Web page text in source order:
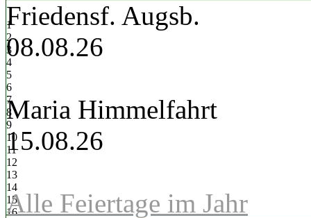
1
2
3
4
5
6
7
8
9
10
11
12
13
14
15
16
Friedensf. Augsb.
08.08.26
Maria Himmelfahrt
15.08.26
Alle Feiertage im Jahr